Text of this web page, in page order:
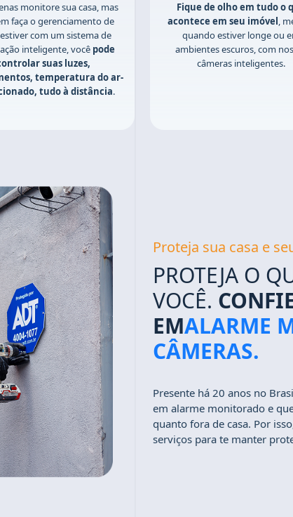
monitore sua casa, mas
faça o gerenciamento de
com um sistema de
inteligente, você pode
suas luzes,
temperatura do ar-
tudo à distância.
Fique de olho em tudo o
acontece em seu imóvel,
quando estiver longe ou
ambientes escuros, com
câmeras inteligentes.
Proteja sua casa e
PROTEJA O
VOCÊ.
EMALARME
CÂMERAS.
Presente há 20 anos no
em alarme monitorado e
quanto fora de casa. Por
serviços para te manter